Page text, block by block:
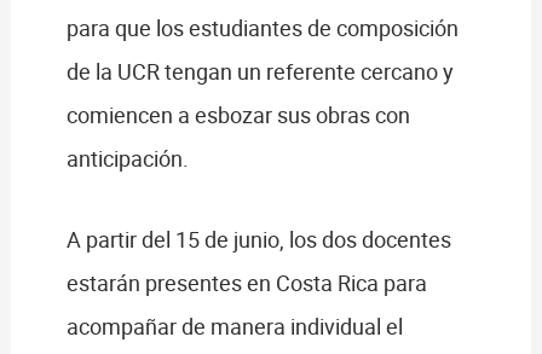
para que los estudiantes de composición
de la UCR tengan un referente cercano y
comiencen a esbozar sus obras con
anticipación.
A partir del 15 de junio, los dos docentes
estarán presentes en Costa Rica para
acompañar de manera individual el